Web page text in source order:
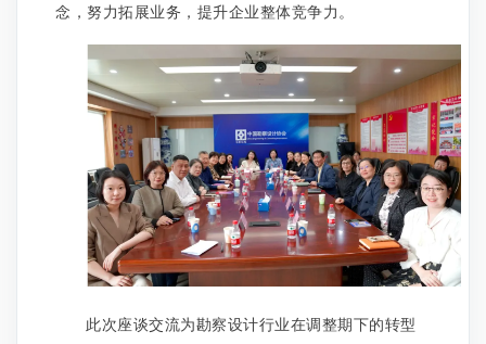
念，努力拓展业务，提升企业整体竞争力。
此次座谈交流为勘察设计行业在调整期下的转型